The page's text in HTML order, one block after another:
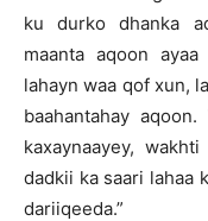
ku durko dhanka
maanta aqoon
lahayn waa qof xun,
baahantahay
kaxaynaayey,
dadkii ka saari lahaa
dariiqeeda.”